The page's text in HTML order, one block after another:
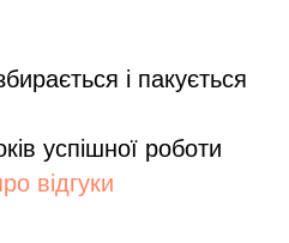
і пакується
успішної роботи
відгуки